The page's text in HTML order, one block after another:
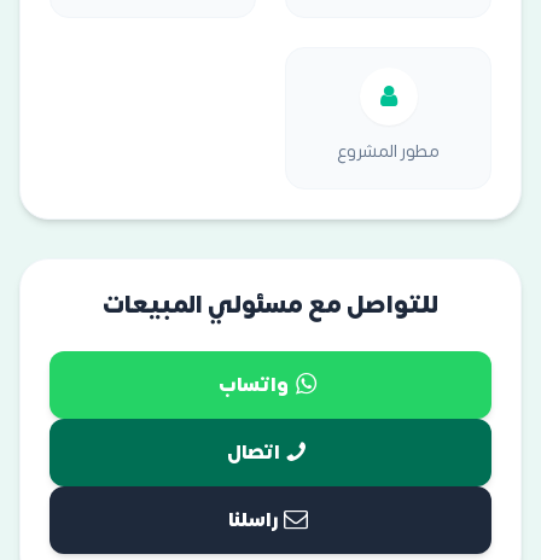
مطور المشروع
للتواصل مع مسئولي المبيعات
واتساب
اتصال
راسلنا